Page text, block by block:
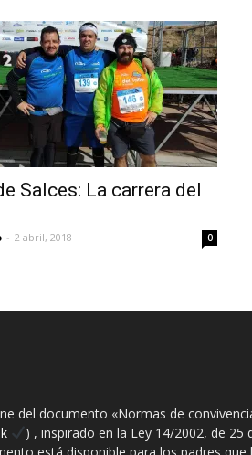
Salces: La carrera del
- 2 abril, 2018 0
del documento «Normas de
) , inspirado en la Ley 14/2002, de